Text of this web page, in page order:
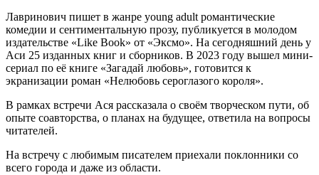
Лавринович пишет в жанре young adult романтические
комедии и сентиментальную прозу, публикуется в молодом
издательстве «Like Book» от «Эксмо». На сегодняшний день у
Аси 25 изданных книг и сборников. В 2023 году вышел мини-
сериал по её книге «Загадай любовь», готовится к
экранизации роман «Нелюбовь сероглазого короля».
В рамках встречи Ася рассказала о своём творческом пути, об
опыте соавторства, о планах на будущее, ответила на вопросы
читателей.
На встречу с любимым писателем приехали поклонники со
всего города и даже из области.